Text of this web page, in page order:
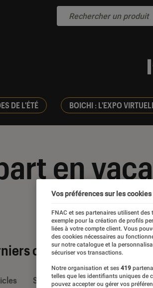
DE L'ÉTÉ BOICHI : L'EXPO
en
contenus
Sélections et guides Tests
Vos préférences sur les cookies
FNAC et ses partenaires utilisent
exemple pour la création de profils
liées à votre compte client. Vous
des cookies nécessaires au
sur notre catalogue et la
sécuriser vos transactions.
Notre organisation et ses 419
telles que les identifiants uniques de
pouvez accepter ou gérer vos